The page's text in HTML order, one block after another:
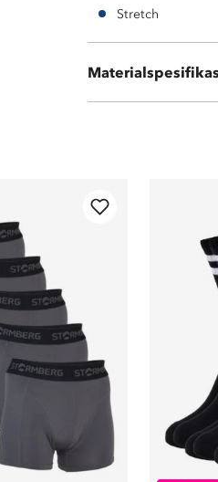
Stretch
100 % polyester